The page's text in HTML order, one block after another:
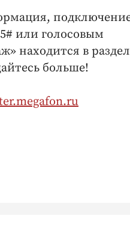
или голосовым
находится в
больше!